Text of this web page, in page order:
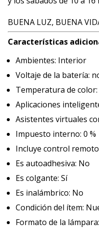
BUENA LUZ, BUENA
Características
Ambientes: Interior
Voltaje de la batería:
Temperatura de color:
Aplicaciones
Asistentes virtuales
Impuesto interno: 0 %
Incluye control
Es autoadhesiva: No
Es colgante: Sí
Es inalámbrico: No
Condición del ítem:
Formato de la